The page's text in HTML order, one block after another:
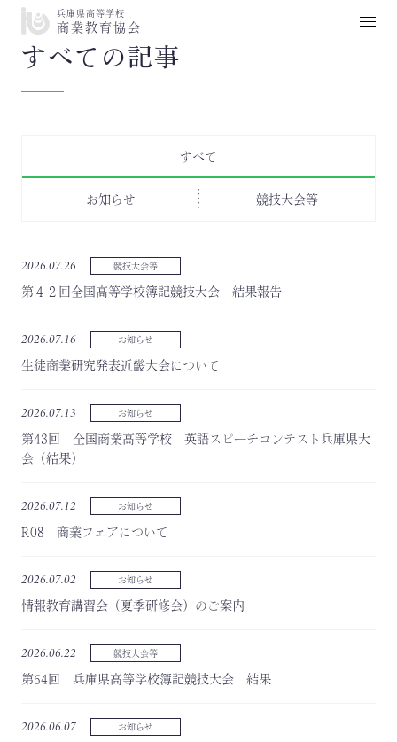
兵庫県高等学校
商業教育協会
すべての記事
すべて
お知らせ 競技大会等
2026.07.26 競技大会等
第４２回全国高等学校簿記競技大会 結果報告
2026.07.16 お知らせ
生徒商業研究発表近畿大会について
2026.07.13 お知らせ
第43回 全国商業高等学校 英語スピーチコンテスト兵庫県大
会（結果）
2026.07.12 お知らせ
R08 商業フェアについて
2026.07.02 お知らせ
情報教育講習会（夏季研修会）のご案内
2026.06.22 競技大会等
第64回 兵庫県高等学校簿記競技大会 結果
2026.06.07 お知らせ